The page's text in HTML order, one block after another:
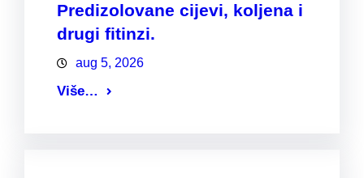
Predizolovane cijevi, koljena i
drugi fitinzi.
aug 5, 2026
Više…